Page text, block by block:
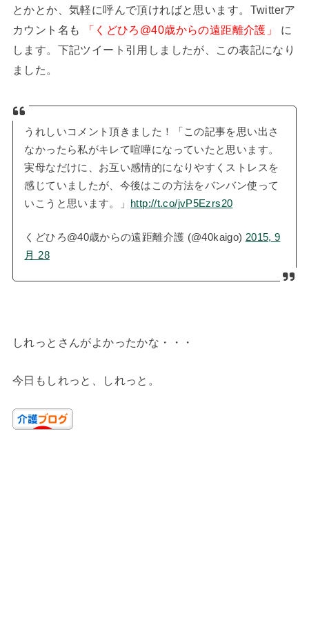
とかとか、気軽に呼んで頂ければと思います。Twitterア
カウント名も
「くどひろ@40歳からの遠距離介護」
に
します。下記ツイート引用しましたが、この表記になり
ました。
うれしいコメント頂きました！「この記事を思い出さ
なかったら私がキレて喧嘩になっていたと思います。
実母なだけに、お互い感情的になりやすくストレスを
感じていましたが、今後はこの方法をバンバン使って
いこうと思います。」
http://t.co/jvP5Ezrs20
くどひろ@40歳からの遠距離介護 (@40kaigo) 2015, 9
月 28
しれっとさんがよかったかな・・・
今日もしれっと、しれっと。